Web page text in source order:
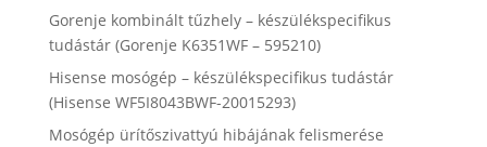
Gorenje kombinált tűzhely – készülékspecifikus
tudástár (Gorenje K6351WF – 595210)
Hisense mosógép – készülékspecifikus tudástár
(Hisense WF5I8043BWF-20015293)
Mosógép ürítőszivattyú hibájának felismerése